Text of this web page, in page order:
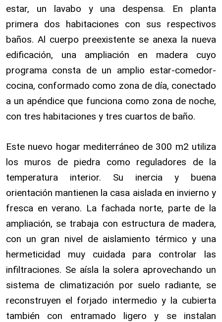
estar, un lavabo y una despensa. En planta
primera dos habitaciones con sus respectivos
baños. Al cuerpo preexistente se anexa la nueva
edificación, una ampliación en madera cuyo
programa consta de un amplio estar-comedor-
cocina, conformado como zona de día, conectado
a un apéndice que funciona como zona de noche,
con tres habitaciones y tres cuartos de baño.
Este nuevo hogar mediterráneo de 300 m2 utiliza
los muros de piedra como reguladores de la
temperatura interior. Su inercia y buena
orientación mantienen la casa aislada en invierno y
fresca en verano. La fachada norte, parte de la
ampliación, se trabaja con estructura de madera,
con un gran nivel de aislamiento térmico y una
hermeticidad muy cuidada para controlar las
infiltraciones. Se aísla la solera aprovechando un
sistema de climatización por suelo radiante, se
reconstruyen el forjado intermedio y la cubierta
también con entramado ligero y se instalan